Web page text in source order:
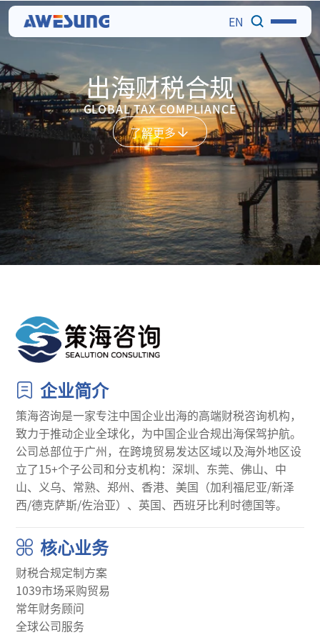
EN
出海财税合规
GLOBAL TAX COMPLIANCE
了解更多
策海咨询是一家专注中国企业出海的高端财税咨询机构，
致力于推动企业全球化，为中国企业合规出海保驾护航。
公司总部位于广州，在跨境贸易发达区域以及海外地区设
立了15+个子公司和分支机构：深圳、东莞、佛山、中
山、义乌、常熟、郑州、香港、美国（加利福尼亚/新泽
西/德克萨斯/佐治亚）、英国、西班牙比利时德国等。
企业简介
财税合规定制方案
1039市场采购贸易
常年财务顾问
全球公司服务
核心业务